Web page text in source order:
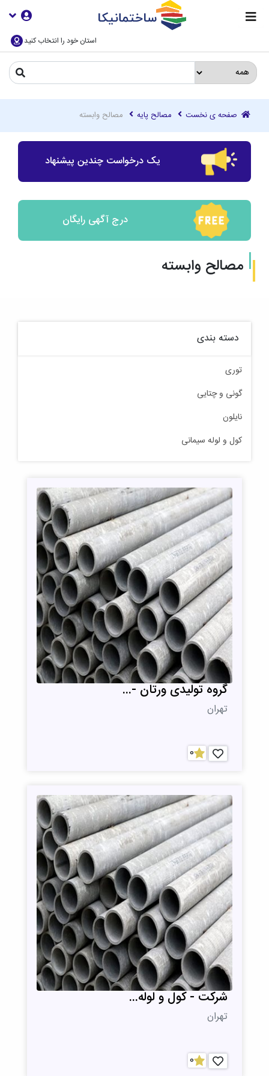
استان خود را انتخاب کنید
صفحه ی نخست مصالح پایه مصالح وابسته
یک درخواست چندین پیشنهاد
درج آگهی رایگان
مصالح وابسته
دسته بندی
توری
گونی و چتایی
نایلون
کول و لوله سیمانی
گروه تولیدی ورتان -...
تهران
0
شرکت - کول و لوله...
تهران
0